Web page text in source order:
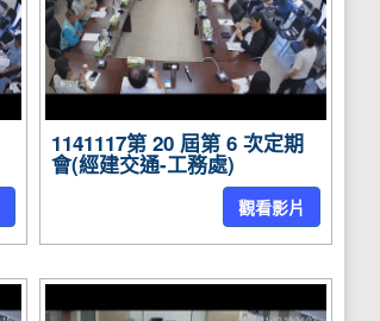
1141117第 20 屆第 6 次定期
會(經建交通-工務處)
觀看影片